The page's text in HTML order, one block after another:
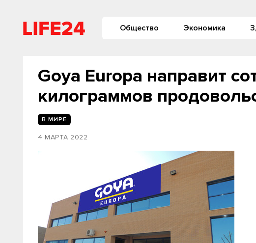
Общество Экономика
Goya Europa направит
килограммов
В МИРЕ
4 МАРТА 2022